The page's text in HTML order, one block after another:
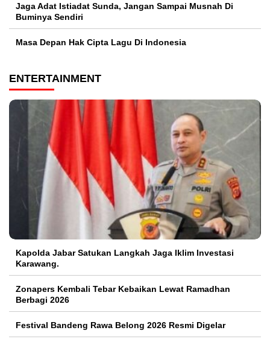
Jaga Adat Istiadat Sunda, Jangan Sampai Musnah Di
Buminya Sendiri
Masa Depan Hak Cipta Lagu Di Indonesia
ENTERTAINMENT
Kapolda Jabar Satukan Langkah Jaga Iklim Investasi
Karawang.
Zonapers Kembali Tebar Kebaikan Lewat Ramadhan
Berbagi 2026
Festival Bandeng Rawa Belong 2026 Resmi Digelar